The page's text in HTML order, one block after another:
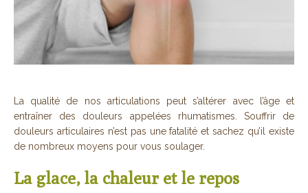
La qualité de nos articulations peut s’altérer avec l’âge et
entraîner des douleurs appelées rhumatismes. Souffrir de
douleurs articulaires n’est pas une fatalité et sachez qu’il existe
de nombreux moyens pour vous soulager.
La glace, la chaleur et le repos